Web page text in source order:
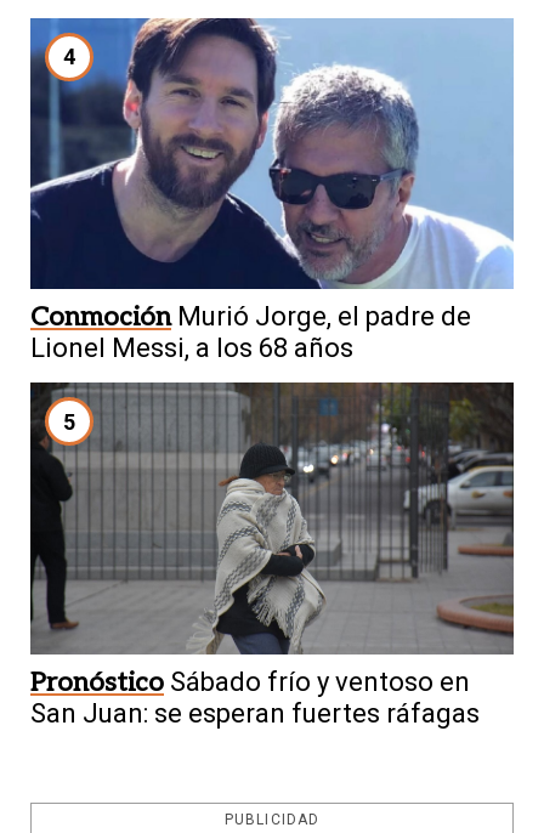
4
Conmoción Murió Jorge, el padre de
Lionel Messi, a los 68 años
5
Pronóstico Sábado frío y ventoso en
San Juan: se esperan fuertes ráfagas
PUBLICIDAD